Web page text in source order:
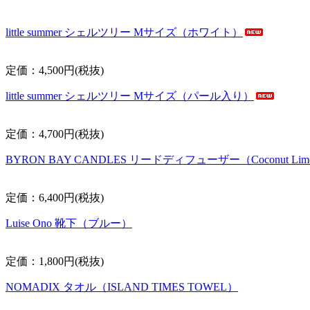
little summer シェルツリー Mサイズ（ホワイト）
定価：4,500円(税抜)
little summer シェルツリー Mサイズ（パール入り）
定価：4,700円(税抜)
BYRON BAY CANDLES リードディフューザー（Coconut
定価：6,400円(税抜)
Luise Ono 靴下（ブルー）
定価：1,800円(税抜)
NOMADIX タオル（ISLAND TIMES TOWEL）